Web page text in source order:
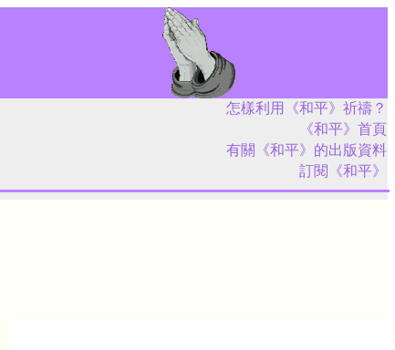
怎樣利用《和平》祈禱？
《和平》首頁
有關《和平》的出版資料
訂閱《和平》